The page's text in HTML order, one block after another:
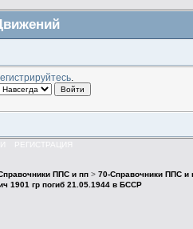
.
РЕГИСТРАЦИЯ
ППС и пп> 70-Справочники ППС и
1901 гр погиб 21.05.1944 в БССР